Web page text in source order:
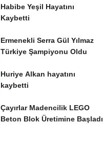
Habibe Yeşil Hayatını
Kaybetti
Ermenekli Serra Gül Yılmaz
Türkiye Şampiyonu Oldu
Huriye Alkan hayatını
kaybetti
Çayırlar Madencilik LEGO
Beton Blok Üretimine Başladı